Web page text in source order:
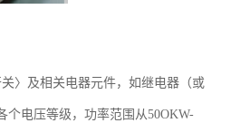
〉及相关电器元件，如继电器（或
个电压等级，功率范围从50OKW-